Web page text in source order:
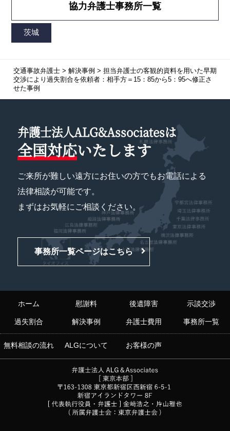
協力弁護士事務所一覧
交通事故弁護士> 解決事例 > 担当弁護士の客観的資料を用いた早期
交渉により過失割合を依頼者：相手方＝15：85から5：95へ修正さ
せた事例
弁護士法人ALG&Associatesは
全国対応いたします
ご来所が難しい遠方にお住いの方でもお電話による
法律相談が可能です。
まずはお気軽にご相談ください。
事務所一覧ページはこちら
ホーム 慰謝料 後遺障害 示談交渉
過失割合 解決事例 弁護士費用 事務所一覧
無料相談の流れ ALGについて お客様の声